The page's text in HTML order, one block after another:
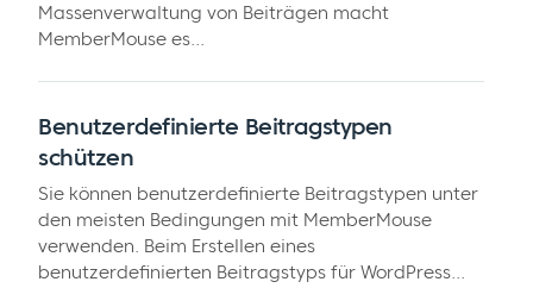
Massenverwaltung von Beiträgen macht
MemberMouse es...
Benutzerdefinierte Beitragstypen
schützen
Sie können benutzerdefinierte Beitragstypen unter
den meisten Bedingungen mit MemberMouse
verwenden. Beim Erstellen eines
benutzerdefinierten Beitragstyps für WordPress...